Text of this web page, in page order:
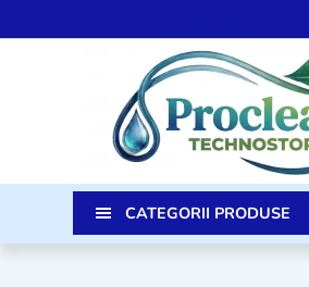
to
CATEGORII PRODUSE